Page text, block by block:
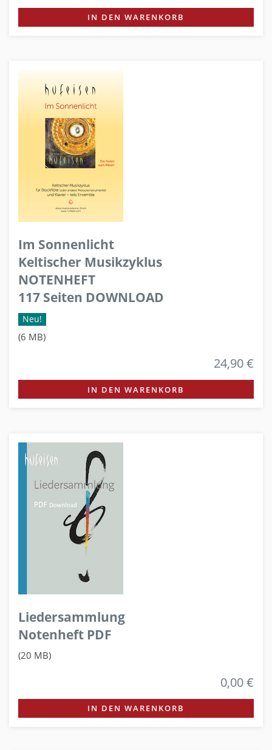
IN DEN WARENKORB
Im Sonnenlicht
Keltischer Musikzyklus
NOTENHEFT
117 Seiten DOWNLOAD
Neu!
(6 MB)
24,90 €
IN DEN WARENKORB
Liedersammlung
Notenheft PDF
(20 MB)
0,00 €
IN DEN WARENKORB